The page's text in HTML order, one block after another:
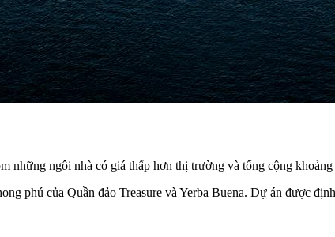
những ngôi nhà có giá thấp hơn thị trường và tổng cộng
phú của Quần đảo Treasure và Yerba Buena. Dự án được